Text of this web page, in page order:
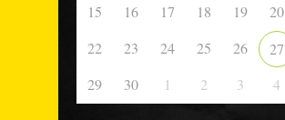
15
16 17 18 19 20
22
23 24 25 26 27
29
30 1 2 3 4